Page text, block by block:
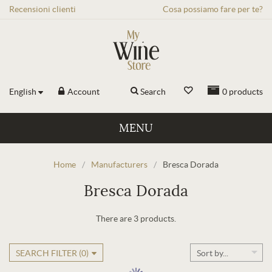
Recensioni clienti Cosa possiamo fare per te?
English Account 0 products
Search
MENU
Home / Manufacturers / Bresca Dorada
Bresca Dorada
There are 3 products.
SEARCH FILTER (0) Sort by...